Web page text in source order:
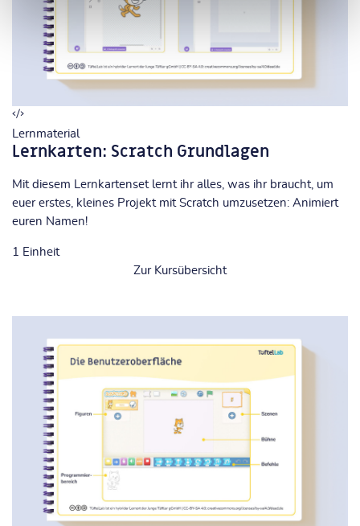
Lernmaterial
Lernkarten: Scratch Grundlagen
Mit diesem Lernkartenset lernt ihr alles, was ihr braucht, um
euer erstes, kleines Projekt mit Scratch umzusetzen: Animiert
euren Namen!
1 Einheit
Zur Kursübersicht